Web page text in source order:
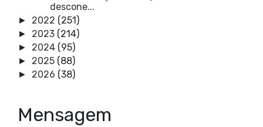
descone...
► 2022 (251)
► 2023 (214)
► 2024 (95)
► 2025 (88)
► 2026 (38)
Mensagem